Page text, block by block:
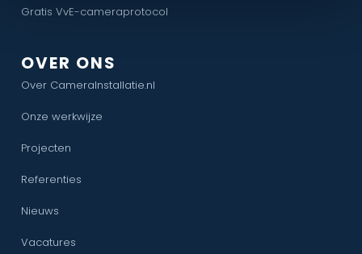
Gratis VvE-cameraprotocol
OVER ONS
Over CameraInstallatie.nl
Onze werkwijze
Projecten
Referenties
Nieuws
Vacatures